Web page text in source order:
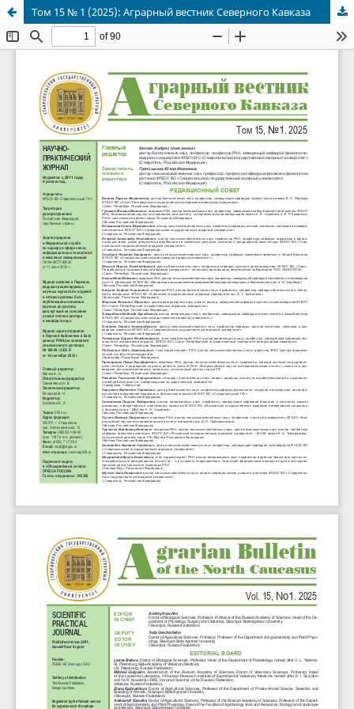
Том 15 № 1 (2025): Аграрный вестник Северного Кавказа